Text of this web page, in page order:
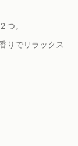
つ。
りでリラックス